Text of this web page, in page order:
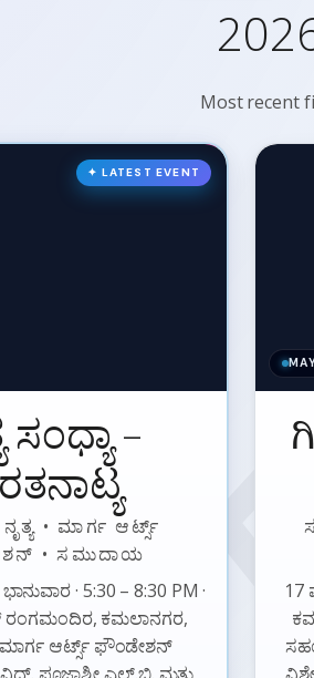
Most recent
✦ LATEST EVENT
ಸಂಧ್ಯಾ –
ನೃತ್ಯ • ಮಾರ್ಗ ಆರ್ಟ್ಸ್
• ಸಮುದಾಯ
· 5:30 – 8:30 PM ·
ರಂಗಮಂದಿರ, ಕಮಲಾನಗರ,
ಮಾರ್ಗ ಆರ್ಟ್ಸ್ ಫೌಂಡೇಶನ್
17